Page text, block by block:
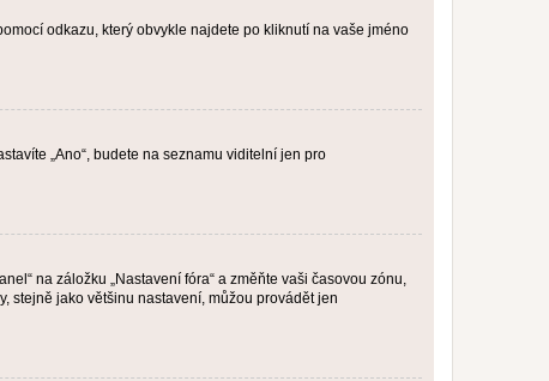
odkazu, který obvykle najdete po kliknutí na vaše jméno
„Ano“, budete na seznamu viditelní jen pro
na záložku „Nastavení fóra“ a změňte vaši časovou zónu,
stejně jako většinu nastavení, můžou provádět jen